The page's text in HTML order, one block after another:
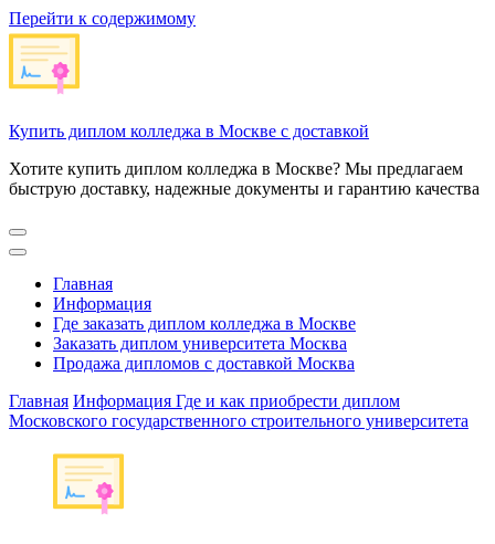
Перейти к содержимому
Купить диплом колледжа в Москве с доставкой
Хотите купить диплом колледжа в Москве? Мы предлагаем
быструю доставку, надежные документы и гарантию качества
Главная
Информация
Где заказать диплом колледжа в Москве
Заказать диплом университета Москва
Продажа дипломов с доставкой Москва
Главная Информация Где и как приобрести диплом
Московского государственного строительного университета